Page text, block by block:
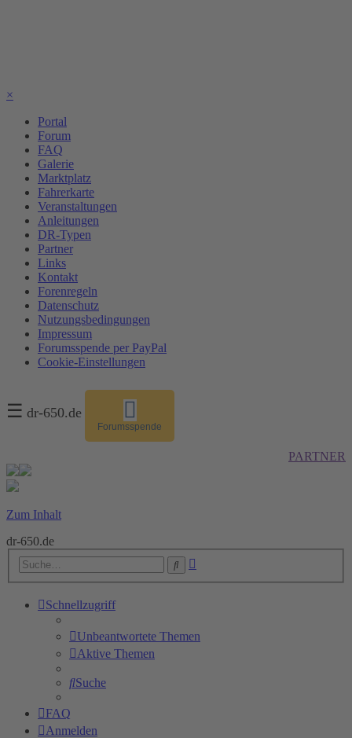
×
Portal
Forum
FAQ
Galerie
Marktplatz
Fahrerkarte
Veranstaltungen
Anleitungen
DR-Typen
Partner
Links
Kontakt
Forenregeln
Datenschutz
Nutzungsbedingungen
Impressum
Forumsspende per PayPal
Cookie-Einstellungen
☰ dr-650.de
Forumsspende
PARTNER
Zum Inhalt
dr-650.de
Suche
Schnellzugriff
Unbeantwortete Themen
Aktive Themen
Suche
FAQ
Anmelden